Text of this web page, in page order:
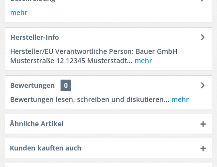
mehr
Hersteller-Info
Hersteller/EU Verantwortliche Person: Bauer GmbH
Musterstraße 12 12345 Musterstadt... mehr
Bewertungen
0
Bewertungen lesen, schreiben und diskutieren... mehr
Ähnliche Artikel
Kunden kauften auch